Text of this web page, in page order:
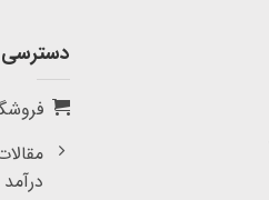
درآمد